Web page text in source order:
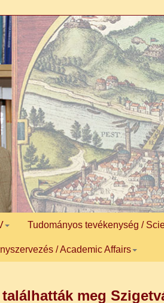
Tudományos tevékenység /
/ Academic Affairs
meg